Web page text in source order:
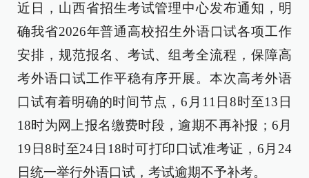
近日，山西省招生考试管理中心发布通知，明
确我省2026年普通高校招生外语口试各项工作
安排，规范报名、考试、组考全流程，保障高
考外语口试工作平稳有序开展。本次高考外语
口试有着明确的时间节点，6月11日8时至13日
18时为网上报名缴费时段，逾期不再补报；6月
19日8时至24日18时可打印口试准考证，6月24
日统一举行外语口试，考试逾期不予补考。